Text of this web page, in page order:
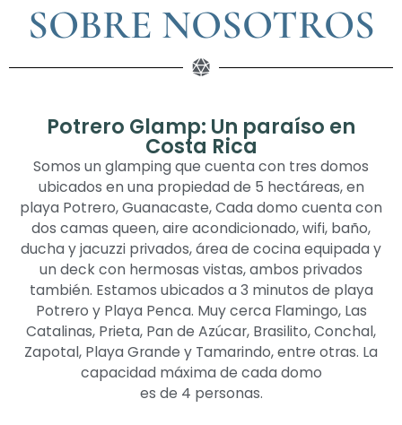
SOBRE NOSOTROS
Potrero Glamp: Un paraíso en
Costa Rica
Somos un glamping que cuenta con tres domos
ubicados en una propiedad de 5 hectáreas, en
playa Potrero, Guanacaste, Cada domo cuenta con
dos camas queen, aire acondicionado, wifi, baño,
ducha y jacuzzi privados, área de cocina equipada y
un deck con hermosas vistas, ambos privados
también. Estamos ubicados a 3 minutos de playa
Potrero y Playa Penca. Muy cerca Flamingo, Las
Catalinas, Prieta, Pan de Azúcar, Brasilito, Conchal,
Zapotal, Playa Grande y Tamarindo, entre otras. La
capacidad máxima de cada domo
es de 4 personas.